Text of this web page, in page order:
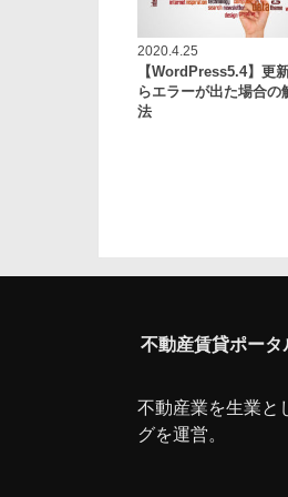
2020.4.25
【WordPress5.4】更
らエラーが出た場合の
法
不動産賃貸ポータ
不動産業を生業と
グを運営。